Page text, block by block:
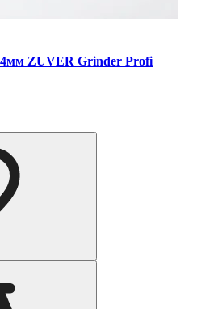
4мм ZUVER Grinder Profi